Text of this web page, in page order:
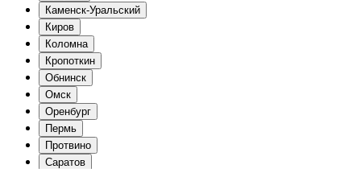
Каменск-Уральский
Киров
Коломна
Кропоткин
Обнинск
Омск
Оренбург
Пермь
Протвино
Саратов